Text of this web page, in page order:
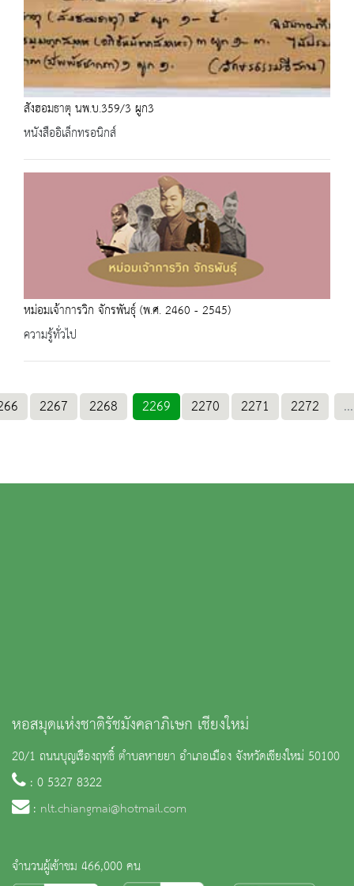
สังฮอมธาตุ นพ.บ.359/3 ผูก3
หนังสืออิเล็กทรอนิกส์
หม่อมเจ้าการวิก จักรพันธุ์ (พ.ศ. 2460 - 2545)
ความรู้ทั่วไป
2267 2268 2269 2270 2271 2272 ...
หอสมุดแห่งชาติรัชมังคลาภิเษก เชียงใหม่
20/1 ถนนบุญเรืองฤทธิ์ ตำบลหายยา อำเภอเมือง จังหวัดเชียงใหม่ 50100
: 0 5327 8322
: nlt.chiangmai@hotmail.com
จำนวนผู้เข้าชม 466,000 คน